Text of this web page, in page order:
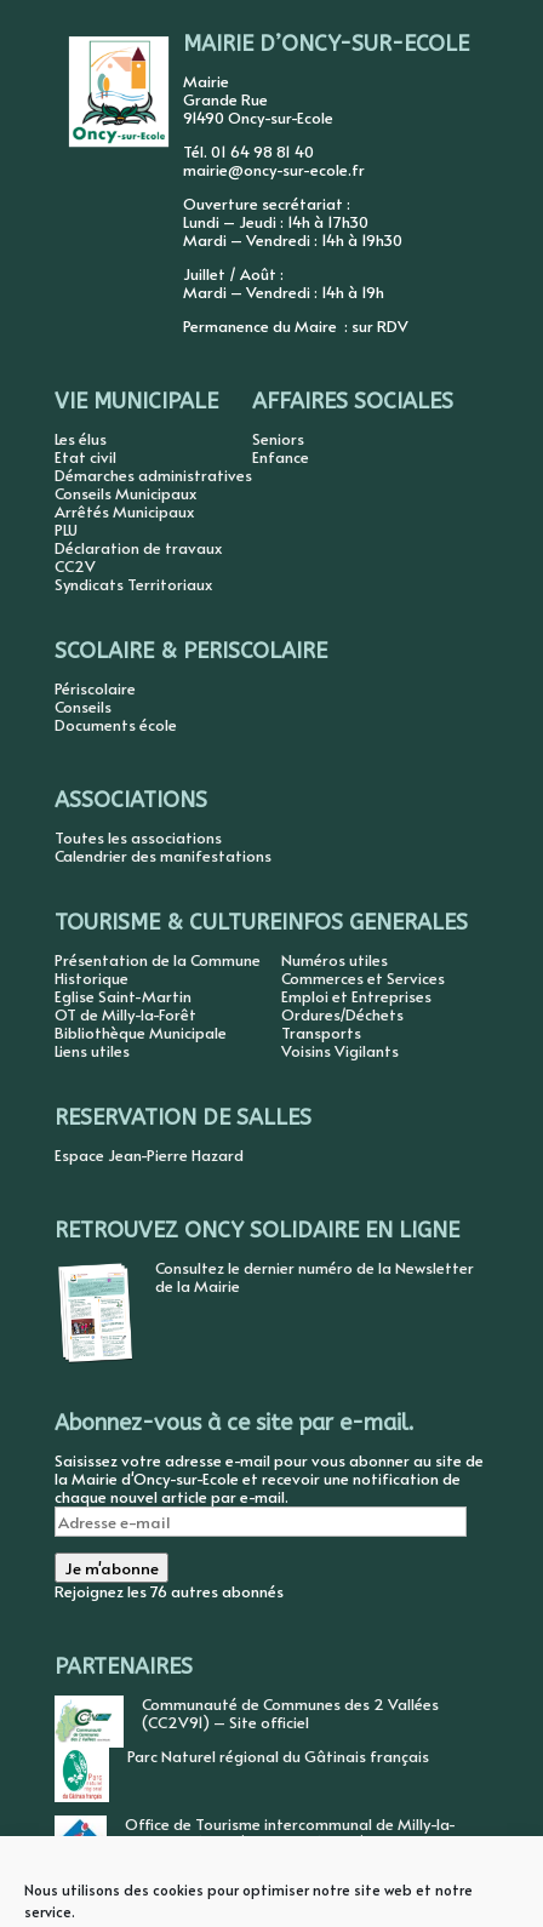
Nous utilisons des cookies pour optimiser notre site web et notre
service.
MAIRIE D’ONCY-SUR-ECOLE
Mairie
Grande Rue
91490 Oncy-sur-Ecole
Tél. 01 64 98 81 40
mairie@oncy-sur-ecole.fr
Ouverture secrétariat :
Lundi – Jeudi : 14h à 17h30
Mardi – Vendredi : 14h à 19h30
Juillet / Août :
Mardi – Vendredi : 14h à 19h
Permanence du Maire : sur RDV
VIE MUNICIPALE
Les élus
Etat civil
Démarches administratives
Conseils Municipaux
Arrêtés Municipaux
PLU
Déclaration de travaux
CC2V
Syndicats Territoriaux
AFFAIRES SOCIALES
Seniors
Enfance
SCOLAIRE & PERISCOLAIRE
Périscolaire
Conseils
Documents école
ASSOCIATIONS
Toutes les associations
Calendrier des manifestations
TOURISME & CULTURE
Présentation de la Commune
Historique
Eglise Saint-Martin
OT de Milly-la-Forêt
Bibliothèque Municipale
Liens utiles
INFOS GENERALES
Numéros utiles
Commerces et Services
Emploi et Entreprises
Ordures/Déchets
Transports
Voisins Vigilants
RESERVATION DE SALLES
Espace Jean-Pierre Hazard
RETROUVEZ ONCY SOLIDAIRE EN LIGNE
Consultez le dernier numéro de la Newsletter
de la Mairie
Abonnez-vous à ce site par e-mail.
Saisissez votre adresse e-mail pour vous abonner au site de
la Mairie d'Oncy-sur-Ecole et recevoir une notification de
chaque nouvel article par e-mail.
Adresse
e-
mail
Je m'abonne
Rejoignez les 76 autres abonnés
PARTENAIRES
Communauté de Communes des 2 Vallées
(CC2V91) – Site officiel
Parc Naturel régional du Gâtinais français
Office de Tourisme intercommunal de Milly-la-
Forêt, Vallée de l’Ecole, Vallée de l’Essonne